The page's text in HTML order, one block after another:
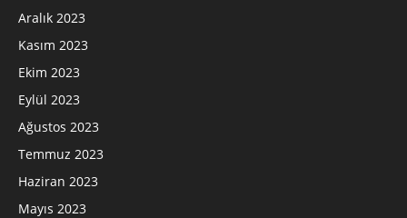
Aralık 2023
Kasım 2023
Ekim 2023
Eylül 2023
Ağustos 2023
Temmuz 2023
Haziran 2023
Mayıs 2023